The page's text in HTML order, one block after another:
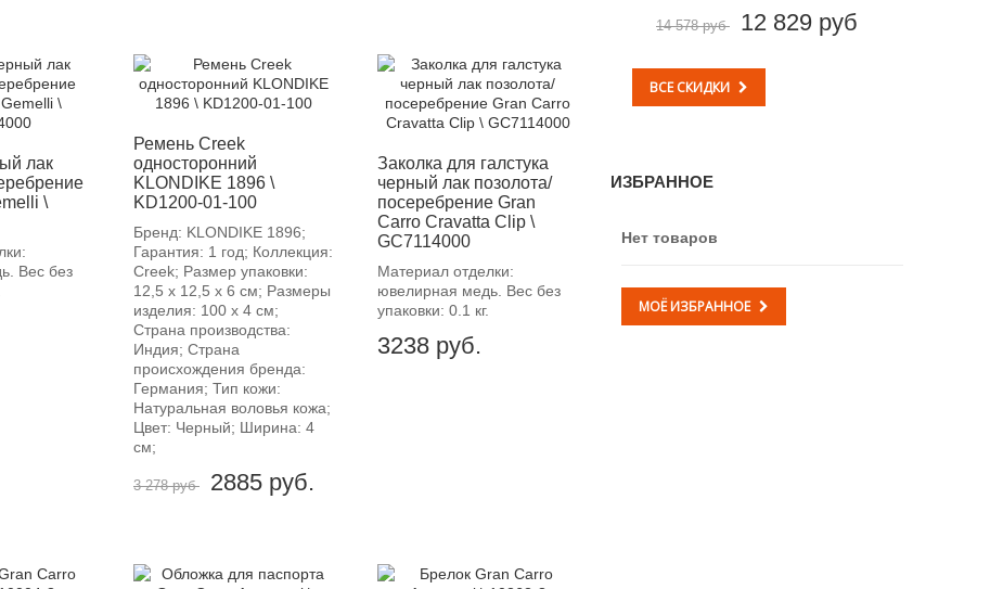
лак
\
Вес без
Ремень Creek
односторонний
KLONDIKE 1896 \
KD1200-01-100
Бренд: KLONDIKE 1896;
Гарантия: 1 год; Коллекция:
Creek; Размер упаковки:
12,5 х 12,5 х 6 см; Размеры
изделия: 100 х 4 см;
Страна производства:
Индия; Страна
происхождения бренда:
Германия; Тип кожи:
Натуральная воловья кожа;
Цвет: Черный; Ширина: 4
см;
3 278 руб
-12%
2885 руб.
Заколка для галстука
черный лак позолота/
посеребрение Gran
Carro Cravatta Clip \
GC7114000
Материал отделки:
ювелирная медь. Вес без
упаковки: 0.1 кг.
3238 руб.
14 578 руб 12 829 руб
ВСЕ СКИДКИ
ИЗБРАННОЕ
Нет товаров
МОЁ ИЗБРАННОЕ